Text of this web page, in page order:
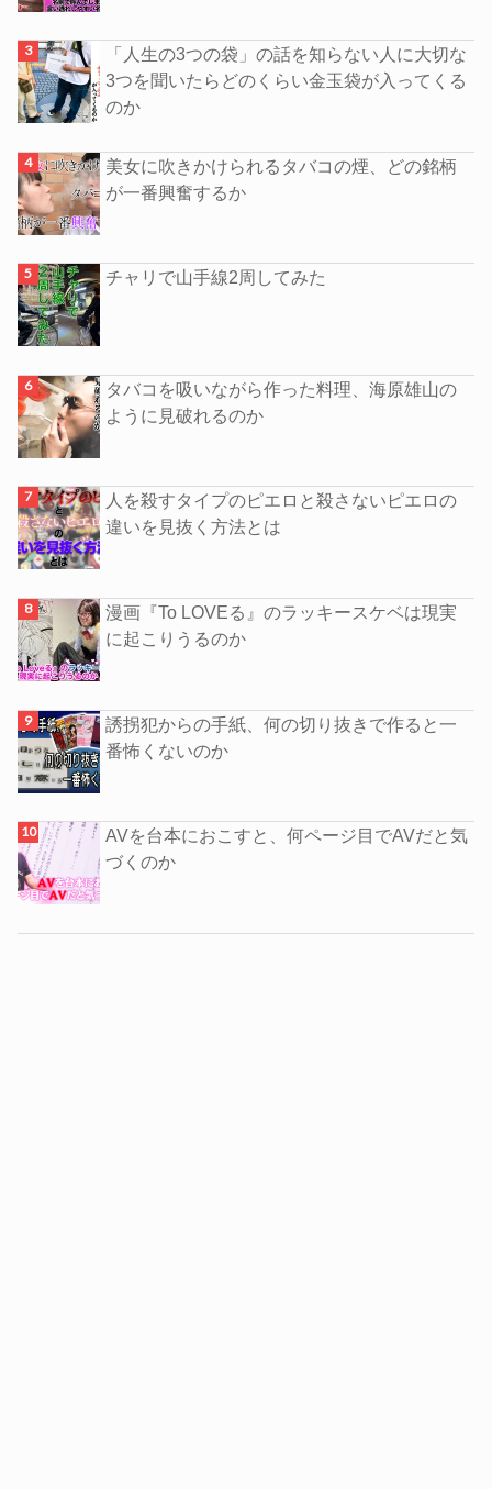
「人生の3つの袋」の話を知らない人に大切な
3つを聞いたらどのくらい金玉袋が入ってくる
のか
美女に吹きかけられるタバコの煙、どの銘柄
が一番興奮するか
チャリで山手線2周してみた
タバコを吸いながら作った料理、海原雄山の
ように見破れるのか
人を殺すタイプのピエロと殺さないピエロの
違いを見抜く方法とは
漫画『To LOVEる』のラッキースケベは現実
に起こりうるのか
誘拐犯からの手紙、何の切り抜きで作ると一
番怖くないのか
AVを台本におこすと、何ページ目でAVだと気
づくのか